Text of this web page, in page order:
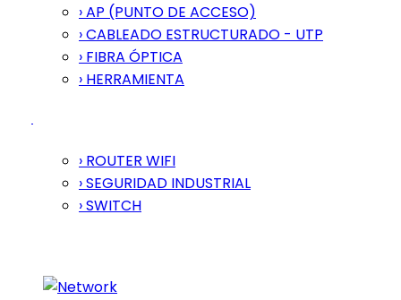
› AP (PUNTO DE ACCESO)
› CABLEADO ESTRUCTURADO - UTP
› FIBRA ÓPTICA
› HERRAMIENTA
› ROUTER WIFI
› SEGURIDAD INDUSTRIAL
› SWITCH